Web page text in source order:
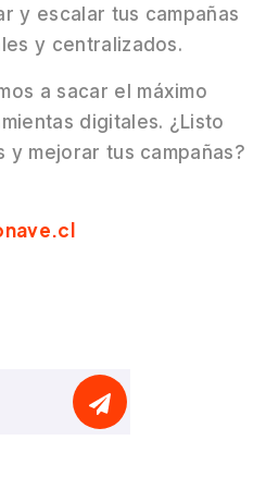
y escalar tus campañas
y centralizados.
a sacar el máximo
digitales. ¿Listo
mejorar tus campañas?